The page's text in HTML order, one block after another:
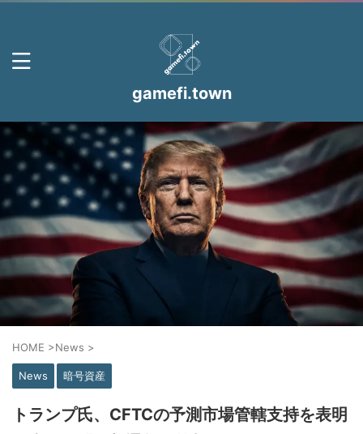
gamefi.town
HOME >News >
News 暗号資産
トランプ氏、CFTCの予測市場管轄支持を表明